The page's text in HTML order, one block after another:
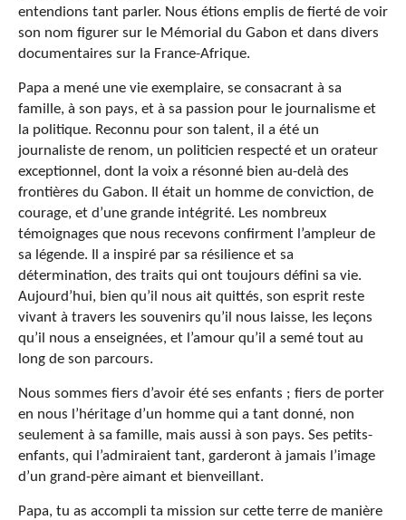
entendions tant parler. Nous étions emplis de fierté de voir
son nom figurer sur le Mémorial du Gabon et dans divers
documentaires sur la France-Afrique.
Papa a mené une vie exemplaire, se consacrant à sa
famille, à son pays, et à sa passion pour le journalisme et
la politique. Reconnu pour son talent, il a été un
journaliste de renom, un politicien respecté et un orateur
exceptionnel, dont la voix a résonné bien au-delà des
frontières du Gabon. Il était un homme de conviction, de
courage, et d’une grande intégrité. Les nombreux
témoignages que nous recevons confirment l’ampleur de
sa légende. Il a inspiré par sa résilience et sa
détermination, des traits qui ont toujours défini sa vie.
Aujourd’hui, bien qu’il nous ait quittés, son esprit reste
vivant à travers les souvenirs qu’il nous laisse, les leçons
qu’il nous a enseignées, et l’amour qu’il a semé tout au
long de son parcours.
Nous sommes fiers d’avoir été ses enfants ; fiers de porter
en nous l’héritage d’un homme qui a tant donné, non
seulement à sa famille, mais aussi à son pays. Ses petits-
enfants, qui l’admiraient tant, garderont à jamais l’image
d’un grand-père aimant et bienveillant.
Papa, tu as accompli ta mission sur cette terre de manière